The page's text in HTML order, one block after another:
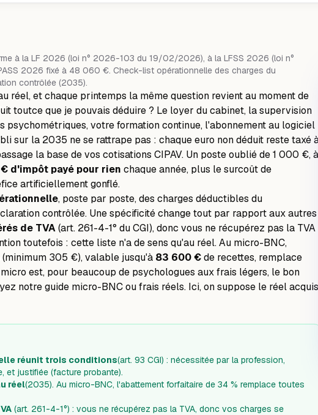
à la LF 2026 (loi n° 2026-103 du 19/02/2026), à la LFSS 2026 (loi n°
2026 fixé à 48 060 €. Check-list opérationnelle des charges du
contrôlée (2035).
réel, et chaque printemps la même question revient au moment de
toutce que je pouvais déduire ? Le loyer du cabinet, la supervision
psychométriques, votre formation continue, l'abonnement au logiciel
sur la 2035 ne se rattrape pas : chaque euro non déduit reste taxé
la base de vos cotisations CIPAV. Un poste oublié de 1 000 €, à
d'impôt payé pour rien chaque année, plus le surcoût de
artificiellement gonflé.
, poste par poste, des charges déductibles du
contrôlée. Une spécificité change tout par rapport aux autres
de TVA(art. 261-4-1° du CGI), donc vous ne récupérez pas la TVA
toutefois : cette liste n'a de sens qu'au réel. Au micro-BNC,
(minimum 305 €), valable jusqu'à 83 600 €de recettes, remplace
est, pour beaucoup de psychologues aux frais légers, le bon
notre guide micro-BNC ou frais réels. Ici, on suppose le réel acquis
réunit trois conditions(art. 93 CGI) : nécessitée par la profession,
et justifiée (facture probante).
réel(2035). Au micro-BNC, l'abattement forfaitaire de 34 % remplace toutes
(art. 261-4-1°) : vous ne récupérez pas la TVA, donc vos charges se